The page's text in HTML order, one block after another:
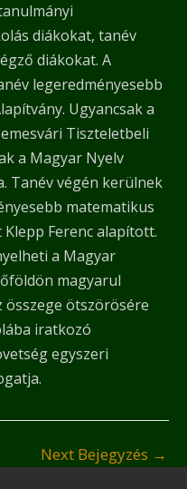
diákokat, tanév
diákokat. A
legeredményesebb
Ugyancsak a
Tiszteletbeli
a Magyar Nyelv
Tanév végén kerülnek
matematikus
Ferenc alapított.
a Magyar
magyarul
összege ötszörösére
iratkozó
egyszeri
Next Bejegyzés →